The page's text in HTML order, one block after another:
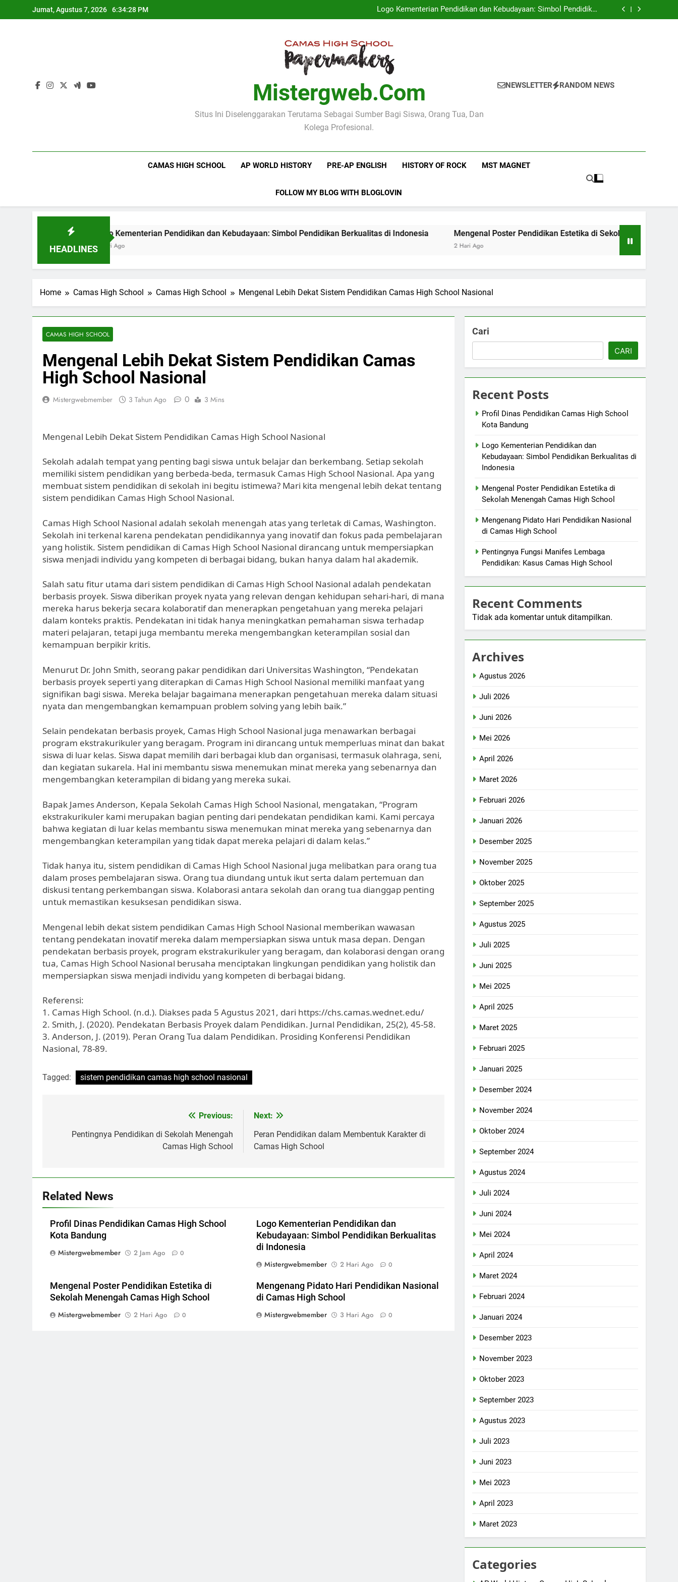
to
Jumat, Agustus 7, 2026 6:34:29 PM
Logo Kementerian Pendidikan dan Kebudayaan: Simbol Pendidikan
Berkualitas di Indonesia
Mengenal Poster Pendidikan Estetika di Sekolah Menengah Camas High
Logo Kementerian Pendidikan dan Kebudayaan: Simbol Pendidikan
Mengenal Poster Pendidikan Estetika di Sekolah Menengah Camas High
Mengenang Pidato Hari Pendidikan Nasional di Camas High School
Mistergweb.com
Situs Ini Diselenggarakan Terutama Sebagai Sumber Bagi Siswa, Orang Tua, Dan
Kolega Profesional.
NEWSLETTER RANDOM NEWS
CAMAS HIGH SCHOOL AP WORLD HISTORY PRE-AP ENGLISH HISTORY OF ROCK MST MAGNET
FOLLOW MY BLOG WITH BLOGLOVIN
HEADLINES
Logo Kementerian Pendidikan dan Kebudayaan: Simbol Pendidikan Berkualitas di Indonesia
2 Hari Ago
Mengenal Poster Pendidikan Estetika di Sekolah Menengah Camas High
Home Camas High School Camas High School Mengenal Lebih Dekat Sistem Pendidikan Camas High School Nasional
CAMAS HIGH SCHOOL
Mengenal Lebih Dekat Sistem Pendidikan Camas
High School Nasional
Mistergwebmember 3 Tahun Ago 0 3 Mins
Mengenal Lebih Dekat Sistem Pendidikan Camas High School Nasional
Sekolah adalah tempat yang penting bagi siswa untuk belajar dan berkembang. Setiap sekolah
memiliki sistem pendidikan yang berbeda-beda, termasuk Camas High School Nasional. Apa yang
membuat sistem pendidikan di sekolah ini begitu istimewa? Mari kita mengenal lebih dekat tentang
sistem pendidikan Camas High School Nasional.
Camas High School Nasional adalah sekolah menengah atas yang terletak di Camas, Washington.
Sekolah ini terkenal karena pendekatan pendidikannya yang inovatif dan fokus pada pembelajaran
yang holistik. Sistem pendidikan di Camas High School Nasional dirancang untuk mempersiapkan
siswa menjadi individu yang kompeten di berbagai bidang, bukan hanya dalam hal akademik.
Salah satu fitur utama dari sistem pendidikan di Camas High School Nasional adalah pendekatan
berbasis proyek. Siswa diberikan proyek nyata yang relevan dengan kehidupan sehari-hari, di mana
mereka harus bekerja secara kolaboratif dan menerapkan pengetahuan yang mereka pelajari
dalam konteks praktis. Pendekatan ini tidak hanya meningkatkan pemahaman siswa terhadap
materi pelajaran, tetapi juga membantu mereka mengembangkan keterampilan sosial dan
kemampuan berpikir kritis.
Menurut Dr. John Smith, seorang pakar pendidikan dari Universitas Washington, “Pendekatan
berbasis proyek seperti yang diterapkan di Camas High School Nasional memiliki manfaat yang
signifikan bagi siswa. Mereka belajar bagaimana menerapkan pengetahuan mereka dalam situasi
nyata dan mengembangkan kemampuan problem solving yang lebih baik.”
Selain pendekatan berbasis proyek, Camas High School Nasional juga menawarkan berbagai
program ekstrakurikuler yang beragam. Program ini dirancang untuk memperluas minat dan bakat
siswa di luar kelas. Siswa dapat memilih dari berbagai klub dan organisasi, termasuk olahraga, seni,
dan kegiatan sukarela. Hal ini membantu siswa menemukan minat mereka yang sebenarnya dan
mengembangkan keterampilan di bidang yang mereka sukai.
Bapak James Anderson, Kepala Sekolah Camas High School Nasional, mengatakan, “Program
ekstrakurikuler kami merupakan bagian penting dari pendekatan pendidikan kami. Kami percaya
bahwa kegiatan di luar kelas membantu siswa menemukan minat mereka yang sebenarnya dan
mengembangkan keterampilan yang tidak dapat mereka pelajari di dalam kelas.”
Tidak hanya itu, sistem pendidikan di Camas High School Nasional juga melibatkan para orang tua
dalam proses pembelajaran siswa. Orang tua diundang untuk ikut serta dalam pertemuan dan
diskusi tentang perkembangan siswa. Kolaborasi antara sekolah dan orang tua dianggap penting
untuk memastikan kesuksesan pendidikan siswa.
Mengenal lebih dekat sistem pendidikan Camas High School Nasional memberikan wawasan
tentang pendekatan inovatif mereka dalam mempersiapkan siswa untuk masa depan. Dengan
pendekatan berbasis proyek, program ekstrakurikuler yang beragam, dan kolaborasi dengan orang
tua, Camas High School Nasional berusaha menciptakan lingkungan pendidikan yang holistik dan
mempersiapkan siswa menjadi individu yang kompeten di berbagai bidang.
Referensi:
1. Camas High School. (n.d.). Diakses pada 5 Agustus 2021, dari https://chs.camas.wednet.edu/
2. Smith, J. (2020). Pendekatan Berbasis Proyek dalam Pendidikan. Jurnal Pendidikan, 25(2), 45-58.
3. Anderson, J. (2019). Peran Orang Tua dalam Pendidikan. Prosiding Konferensi Pendidikan
Nasional, 78-89.
Tagged: sistem pendidikan camas high school nasional
pos
Previous:
Pentingnya Pendidikan di Sekolah Menengah
Camas High School
Next:
Peran Pendidikan dalam Membentuk Karakter di
Camas High School
Related News
Profil Dinas Pendidikan Camas High School
Kota Bandung
Mistergwebmember
2 Jam Ago 0
Logo Kementerian Pendidikan dan
Kebudayaan: Simbol Pendidikan Berkualitas
di Indonesia
Mistergwebmember
2 Hari Ago 0
Mengenal Poster Pendidikan Estetika di
Sekolah Menengah Camas High School
Mistergwebmember
2 Hari Ago 0
Mengenang Pidato Hari Pendidikan Nasional
di Camas High School
Mistergwebmember
3 Hari Ago 0
Cari
CARI
Recent Posts
Profil Dinas Pendidikan Camas High School
Kota Bandung
Logo Kementerian Pendidikan dan
Kebudayaan: Simbol Pendidikan Berkualitas di
Indonesia
Mengenal Poster Pendidikan Estetika di
Sekolah Menengah Camas High School
Mengenang Pidato Hari Pendidikan Nasional
di Camas High School
Pentingnya Fungsi Manifes Lembaga
Pendidikan: Kasus Camas High School
Recent Comments
Tidak ada komentar untuk ditampilkan.
Archives
Agustus 2026
Juli 2026
Juni 2026
Mei 2026
April 2026
Maret 2026
Februari 2026
Januari 2026
Desember 2025
November 2025
Oktober 2025
September 2025
Agustus 2025
Juli 2025
Juni 2025
Mei 2025
April 2025
Maret 2025
Februari 2025
Januari 2025
Desember 2024
November 2024
Oktober 2024
September 2024
Agustus 2024
Juli 2024
Juni 2024
Mei 2024
April 2024
Maret 2024
Februari 2024
Januari 2024
Desember 2023
November 2023
Oktober 2023
September 2023
Agustus 2023
Juli 2023
Juni 2023
Mei 2023
April 2023
Maret 2023
Categories